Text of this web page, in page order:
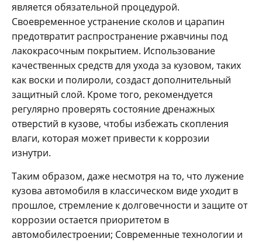
является обязательной процедурой.
Своевременное устранение сколов и царапин
предотвратит распространение ржавчины под
лакокрасочным покрытием. Использование
качественных средств для ухода за кузовом, таких
как воски и полироли, создаст дополнительный
защитный слой. Кроме того, рекомендуется
регулярно проверять состояние дренажных
отверстий в кузове, чтобы избежать скопления
влаги, которая может привести к коррозии
изнутри.
Таким образом, даже несмотря на то, что лужение
кузова автомобиля в классическом виде уходит в
прошлое, стремление к долговечности и защите от
коррозии остается приоритетом в
автомобилестроении; Современные технологии и